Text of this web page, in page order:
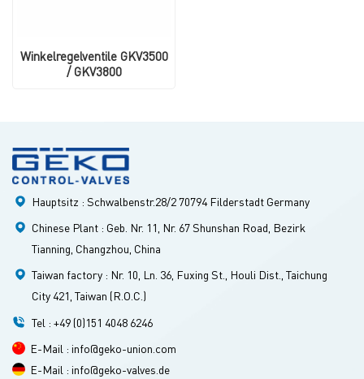
Winkelregelventile GKV3500
/ GKV3800
Hauptsitz : Schwalbenstr.28/2 70794 Filderstadt Germany
Chinese Plant : Geb. Nr. 11, Nr. 67 Shunshan Road, Bezirk
Tianning, Changzhou, China
Taiwan factory : Nr. 10, Ln. 36, Fuxing St., Houli Dist., Taichung
City 421, Taiwan (R.O.C.)
Tel : +49 (0)151 4048 6246
E-Mail : info@geko-union.com
E-Mail : info@geko-valves.de